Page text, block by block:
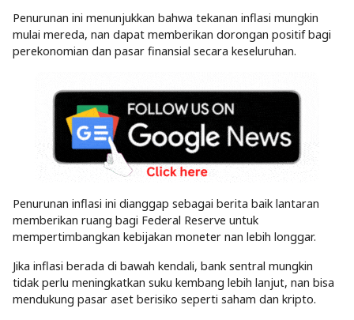
Penurunan ini menunjukkan bahwa tekanan inflasi mungkin
mulai mereda, nan dapat memberikan dorongan positif bagi
perekonomian dan pasar finansial secara keseluruhan.
Penurunan inflasi ini dianggap sebagai berita baik lantaran
memberikan ruang bagi Federal Reserve untuk
mempertimbangkan kebijakan moneter nan lebih longgar.
Jika inflasi berada di bawah kendali, bank sentral mungkin
tidak perlu meningkatkan suku kembang lebih lanjut, nan bisa
mendukung pasar aset berisiko seperti saham dan kripto.